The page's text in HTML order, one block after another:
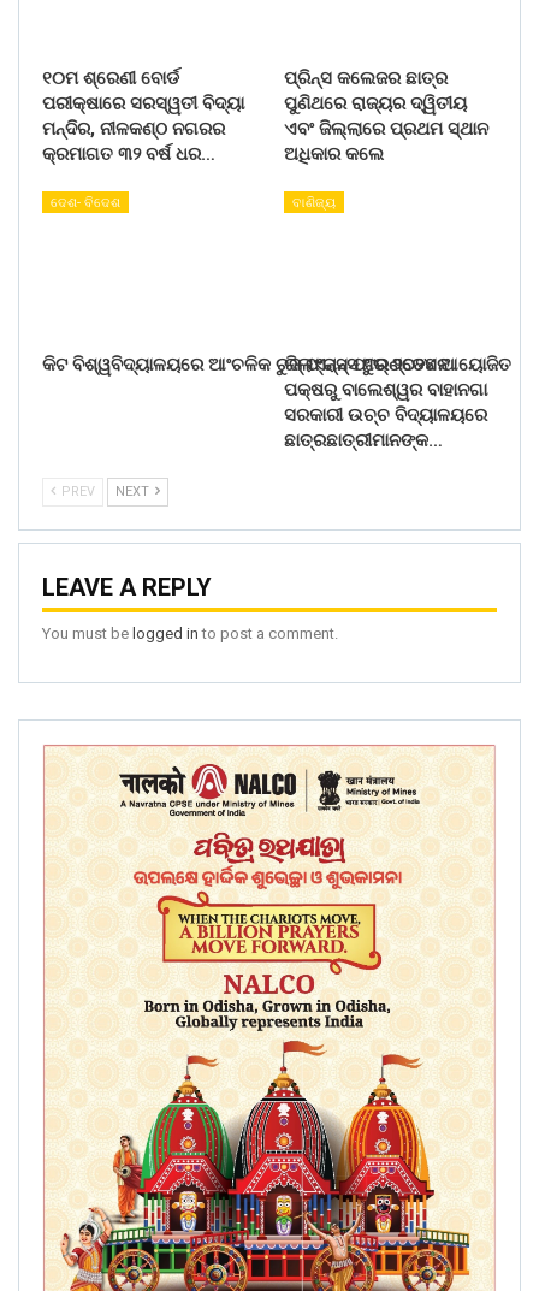
୧୦ମ ଶ୍ରେଣୀ ବୋର୍ଡ
ପରୀକ୍ଷାରେ ସରସ୍ୱତୀ ବିଦ୍ୟା
ମନ୍ଦିର, ନୀଳକଣ୍ଠ ନଗରର
କ୍ରମାଗତ ୩୨ ବର୍ଷ ଧର…
ପ୍ରିନ୍ସ କଲେଜର ଛାତ୍ର
ପୁଣିଥରେ ରାଜ୍ୟର ଦ୍ୱିତୀୟ
ଏବଂ ଜିଲ୍ଲାରେ ପ୍ରଥମ ସ୍ଥାନ
ଅଧିକାର କଲେ
ଦେଶ- ବିଦେଶ
କିଟ ବିଶ୍ୱବିଦ୍ୟାଳୟରେ ଆଂଚଳିକ ଚୁଜ୍ ଫ୍ରାନ୍ସ ଟୁର୍ ୨୦୨୪ ଆୟୋଜିତ
ବାଣିଜ୍ୟ
ରିଲାଏନ୍ସ ଫାଉଣ୍ଡେସନ
ପକ୍ଷରୁ ବାଲେଶ୍ୱର ବାହାନଗା
ସରକାରୀ ଉଚ୍ଚ ବିଦ୍ୟାଳୟରେ
ଛାତ୍ରଛାତ୍ରୀମାନଙ୍କ…
PREV NEXT
LEAVE A REPLY
You must be logged in to post a comment.